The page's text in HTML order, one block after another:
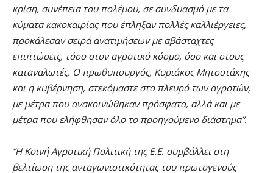
κρίση, συνέπεια του πολέμου, σε συνδυασμό με τα
κύματα κακοκαιρίας που έπληξαν πολλές καλλιέργειες,
προκάλεσαν σειρά ανατιμήσεων με αβάσταχτες
επιπτώσεις, τόσο στον αγροτικό κόσμο, όσο και στους
καταναλωτές. Ο πρωθυπουργός, Κυριάκος Μητσοτάκης
και η κυβέρνηση, στεκόμαστε στο πλευρό των αγροτών,
με μέτρα που ανακοινώθηκαν πρόσφατα, αλλά και με
μέτρα που ελήφθησαν όλο το προηγούμενο διάστημα”.
“Η Κοινή Αγροτική Πολιτική της Ε.Ε. συμβάλλει στη
βελτίωση της ανταγωνιστικότητας του πρωτογενούς